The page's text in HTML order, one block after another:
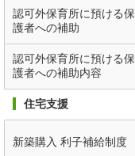
認可外保育所に預ける保
護者への補助
認可外保育所に預ける保
護者への補助内容
住宅支援
新築購入 利子補給制度